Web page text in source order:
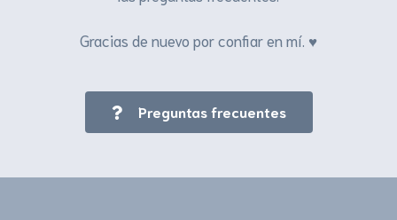
Gracias de nuevo por confiar en mí. ♥
Preguntas frecuentes